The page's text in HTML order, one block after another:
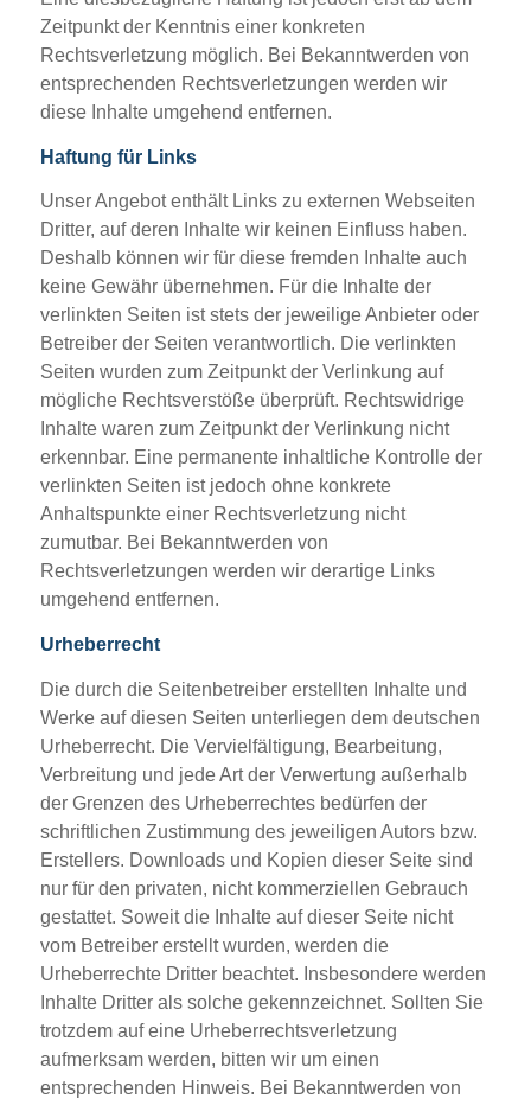
Zeitpunkt der Kenntnis einer konkreten
Rechtsverletzung möglich. Bei Bekanntwerden von
entsprechenden Rechtsverletzungen werden wir
diese Inhalte umgehend entfernen.
Haftung für Links
Unser Angebot enthält Links zu externen Webseiten
Dritter, auf deren Inhalte wir keinen Einfluss haben.
Deshalb können wir für diese fremden Inhalte auch
keine Gewähr übernehmen. Für die Inhalte der
verlinkten Seiten ist stets der jeweilige Anbieter oder
Betreiber der Seiten verantwortlich. Die verlinkten
Seiten wurden zum Zeitpunkt der Verlinkung auf
mögliche Rechtsverstöße überprüft. Rechtswidrige
Inhalte waren zum Zeitpunkt der Verlinkung nicht
erkennbar. Eine permanente inhaltliche Kontrolle der
verlinkten Seiten ist jedoch ohne konkrete
Anhaltspunkte einer Rechtsverletzung nicht
zumutbar. Bei Bekanntwerden von
Rechtsverletzungen werden wir derartige Links
umgehend entfernen.
Urheberrecht
Die durch die Seitenbetreiber erstellten Inhalte und
Werke auf diesen Seiten unterliegen dem deutschen
Urheberrecht. Die Vervielfältigung, Bearbeitung,
Verbreitung und jede Art der Verwertung außerhalb
der Grenzen des Urheberrechtes bedürfen der
schriftlichen Zustimmung des jeweiligen Autors bzw.
Erstellers. Downloads und Kopien dieser Seite sind
nur für den privaten, nicht kommerziellen Gebrauch
gestattet. Soweit die Inhalte auf dieser Seite nicht
vom Betreiber erstellt wurden, werden die
Urheberrechte Dritter beachtet. Insbesondere werden
Inhalte Dritter als solche gekennzeichnet. Sollten Sie
trotzdem auf eine Urheberrechtsverletzung
aufmerksam werden, bitten wir um einen
entsprechenden Hinweis. Bei Bekanntwerden von